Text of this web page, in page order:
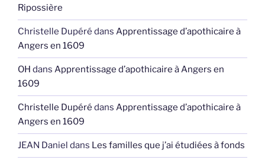
Ripossière
Christelle Dupéré dans Apprentissage d’apothicaire à
Angers en 1609
OH dans Apprentissage d’apothicaire à Angers en
1609
Christelle Dupéré dans Apprentissage d’apothicaire à
Angers en 1609
JEAN Daniel dans Les familles que j’ai étudiées à fonds